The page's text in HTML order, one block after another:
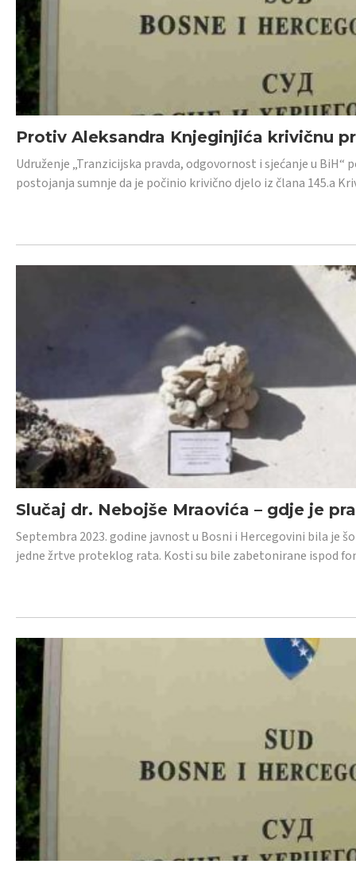
Protiv Aleksandra Knjeginjića krivičnu
Udruženje „Tranzicijska pravda, odgovornost i sjećanje u
postojanja sumnje da je počinio krivično djelo iz člana 145.a
Slučaj dr. Nebojše Mraovića – gdje je
Septembra 2023. godine javnost u Bosni i Hercegovini bila je
jedne žrtve proteklog rata. Kosti su bile zabetonirane ispod